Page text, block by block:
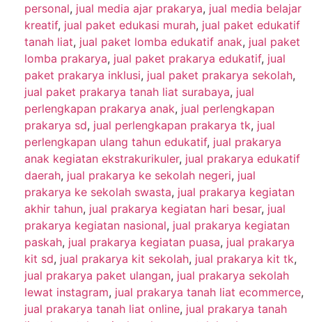
personal, jual media ajar prakarya, jual media belajar
kreatif, jual paket edukasi murah, jual paket edukatif
tanah liat, jual paket lomba edukatif anak, jual paket
lomba prakarya, jual paket prakarya edukatif, jual
paket prakarya inklusi, jual paket prakarya sekolah,
jual paket prakarya tanah liat surabaya, jual
perlengkapan prakarya anak, jual perlengkapan
prakarya sd, jual perlengkapan prakarya tk, jual
perlengkapan ulang tahun edukatif, jual prakarya
anak kegiatan ekstrakurikuler, jual prakarya edukatif
daerah, jual prakarya ke sekolah negeri, jual
prakarya ke sekolah swasta, jual prakarya kegiatan
akhir tahun, jual prakarya kegiatan hari besar, jual
prakarya kegiatan nasional, jual prakarya kegiatan
paskah, jual prakarya kegiatan puasa, jual prakarya
kit sd, jual prakarya kit sekolah, jual prakarya kit tk,
jual prakarya paket ulangan, jual prakarya sekolah
lewat instagram, jual prakarya tanah liat ecommerce,
jual prakarya tanah liat online, jual prakarya tanah